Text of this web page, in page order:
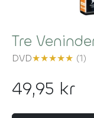
Tre
DVD★★★★★ (1)
49,95 kr